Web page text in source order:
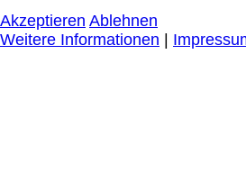
Akzeptieren Ablehnen
Weitere Informationen |